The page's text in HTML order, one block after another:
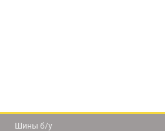
Шины б/у